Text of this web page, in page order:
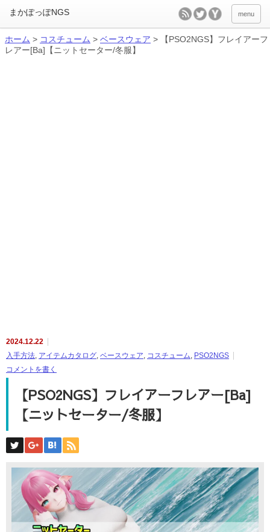
menu
ホーム > コスチューム > ベースウェア >
【PSO2NGS】フレイアーフ
レアー[Ba]【ニットセーター/冬服】
2024.12.22
入手方法, アイテムカタログ, ベースウェア, コスチューム, PSO2NGS
コメントを書く
【PSO2NGS】フレイアーフレアー[Ba]
【ニットセーター/冬服】